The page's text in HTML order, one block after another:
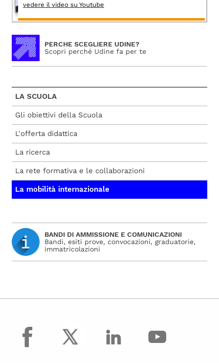
vedere il video su Youtube
PERCHE SCEGLIERE UDINE?
Scopri perché Udine fa per te
LA SCUOLA
Gli obiettivi della Scuola
L'offerta didattica
La ricerca
La rete formativa e le collaborazioni
La mobilità internazionale
BANDI DI AMMISSIONE E COMUNICAZIONI
Bandi, esiti prove, convocazioni, graduatorie,
immatricolazioni
facebook